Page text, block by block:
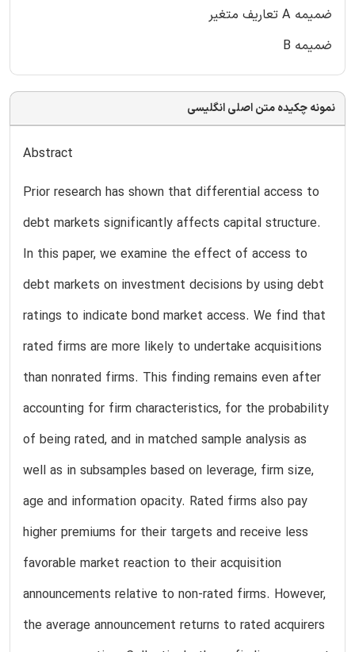
ضمیمه A تعاریف متغیر
ضمیمه B
نمونه چکیده متن اصلی انگلیسی
Abstract
Prior research has shown that differential access to
debt markets significantly affects capital structure.
In this paper, we examine the effect of access to
debt markets on investment decisions by using debt
ratings to indicate bond market access. We find that
rated firms are more likely to undertake acquisitions
than nonrated firms. This finding remains even after
accounting for firm characteristics, for the probability
of being rated, and in matched sample analysis as
well as in subsamples based on leverage, firm size,
age and information opacity. Rated firms also pay
higher premiums for their targets and receive less
favorable market reaction to their acquisition
announcements relative to non-rated firms. However,
the average announcement returns to rated acquirers